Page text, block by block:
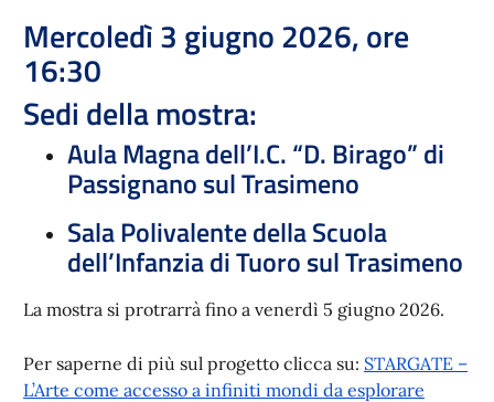
Mercoledì 3 giugno 2026, ore
16:30
Sedi della mostra:
Aula Magna dell’I.C. “D. Birago”di
Passignano sul Trasimeno
Sala Polivalente della Scuola
dell’Infanzia di Tuoro sul Trasimeno
La mostra si protrarrà fino a venerdì 5 giugno 2026.
Per saperne di più sul progetto clicca su: STARGATE –
L’Arte come accesso a infiniti mondi da esplorare